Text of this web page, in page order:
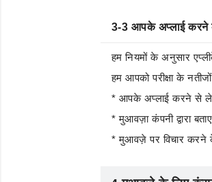
3-3 आपके अप्लाई करने
हम नियमों के अनुसार
हम आपको परीक्षा के
* आपके अप्लाई करने से
* मुआवज़ा कंपनी द्वारा
* मुआवज़े पर विचार करने